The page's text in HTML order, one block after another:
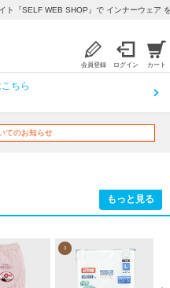
ト『SELF WEB SHOP』で インナーウェア
会員登録 ログイン カート
ちら
てのお知らせ
もっと見る
3